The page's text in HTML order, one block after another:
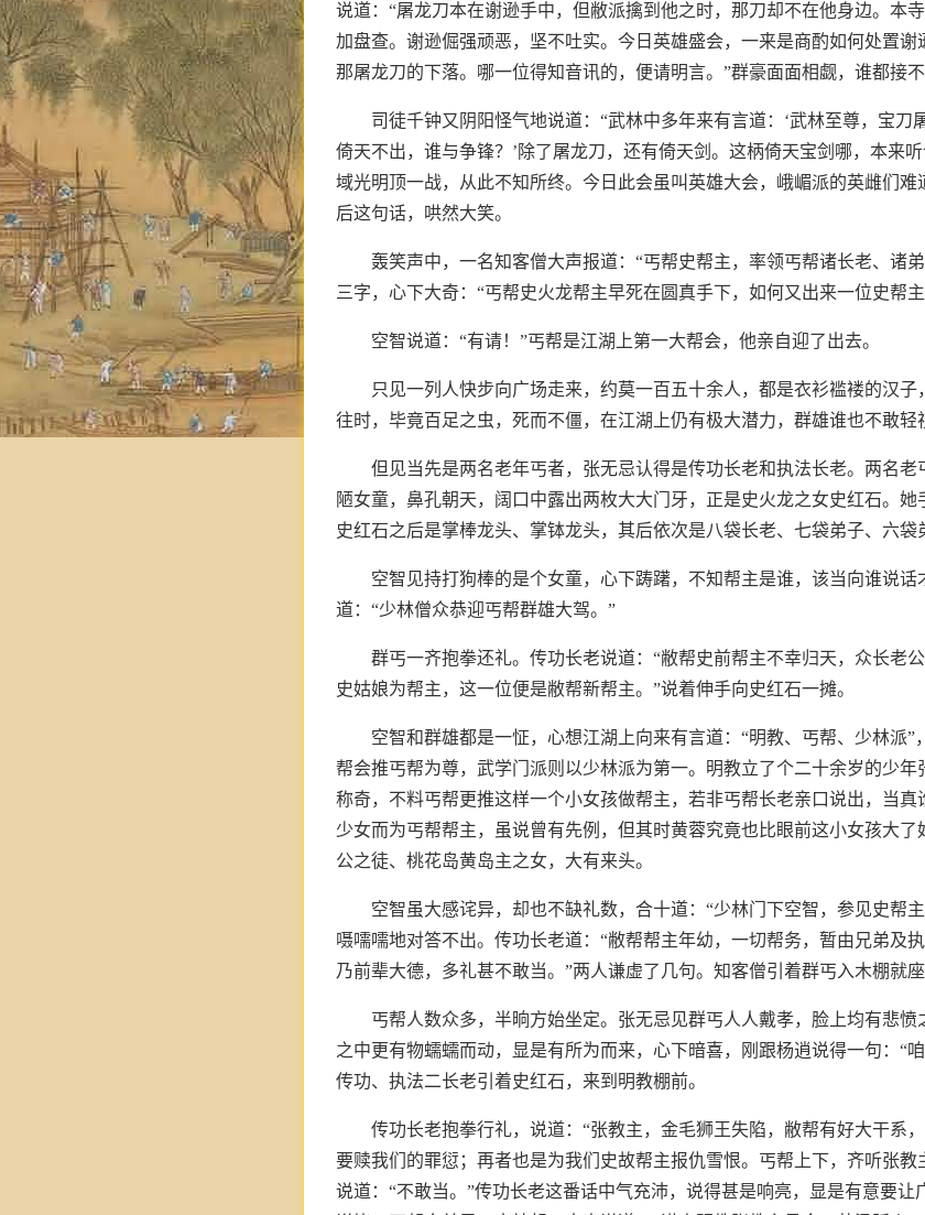
说道：“屠龙刀本在谢逊手中，但敝派擒到他之时，那刀却不在他身边。本
加盘查。谢逊倔强顽恶，坚不吐实。今日英雄盛会，一来是商酌如何处置
那屠龙刀的下落。哪一位得知音讯的，便请明言。”群豪面面相觑，谁都接不
司徒千钟又阴阳怪气地说道：“武林中多年来有言道：‘武林至尊，宝刀
倚天不出，谁与争锋？’除了屠龙刀，还有倚天剑。这柄倚天宝剑哪，本来
域光明顶一战，从此不知所终。今日此会虽叫英雄大会，峨嵋派的英雌们难
后这句话，哄然大笑。
轰笑声中，一名知客僧大声报道：“丐帮史帮主，率领丐帮诸长老、诸
三字，心下大奇：“丐帮史火龙帮主早死在圆真手下，如何又出来一位史帮
空智说道：“有请！”丐帮是江湖上第一大帮会，他亲自迎了出去。
只见一列人快步向广场走来，约莫一百五十余人，都是衣衫褴褛的汉子
往时，毕竟百足之虫，死而不僵，在江湖上仍有极大潜力，群雄谁也不敢轻
但见当先是两名老年丐者，张无忌认得是传功长老和执法长老。两名老
陋女童，鼻孔朝天，阔口中露出两枚大大门牙，正是史火龙之女史红石。她
史红石之后是掌棒龙头、掌钵龙头，其后依次是八袋长老、七袋弟子、六袋
空智见持打狗棒的是个女童，心下踌躇，不知帮主是谁，该当向谁说话
道：“少林僧众恭迎丐帮群雄大驾。”
群丐一齐抱拳还礼。传功长老说道：“敝帮史前帮主不幸归天，众长老
史姑娘为帮主，这一位便是敝帮新帮主。”说着伸手向史红石一摊。
空智和群雄都是一怔，心想江湖上向来有言道：“明教、丐帮、少林派”
帮会推丐帮为尊，武学门派则以少林派为第一。明教立了个二十余岁的少
称奇，不料丐帮更推这样一个小女孩做帮主，若非丐帮长老亲口说出，当真
少女而为丐帮帮主，虽说曾有先例，但其时黄蓉究竟也比眼前这小女孩大
公之徒、桃花岛黄岛主之女，大有来头。
空智虽大感诧异，却也不缺礼数，合十道：“少林门下空智，参见史帮
嗫嚅嚅地对答不出。传功长老道：“敝帮帮主年幼，一切帮务，暂由兄弟及
乃前辈大德，多礼甚不敢当。”两人谦虚了几句。知客僧引着群丐入木棚就座
丐帮人数众多，半晌方始坐定。张无忌见群丐人人戴孝，脸上均有悲
之中更有物蠕蠕而动，显是有所为而来，心下暗喜，刚跟杨逍说得一句：“
传功、执法二长老引着史红石，来到明教棚前。
传功长老抱拳行礼，说道：“张教主，金毛狮王失陷，敝帮有好大干系
要赎我们的罪愆；再者也是为我们史故帮主报仇雪恨。丐帮上下，齐听张教
说道：“不敢当。”传功长老这番话中气充沛，说得甚是响亮，显是有意要让